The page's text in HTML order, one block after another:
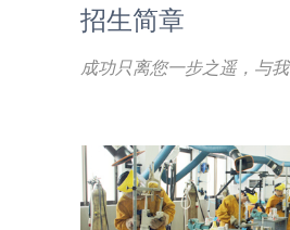
招生简章
成功只离您一步之遥，与